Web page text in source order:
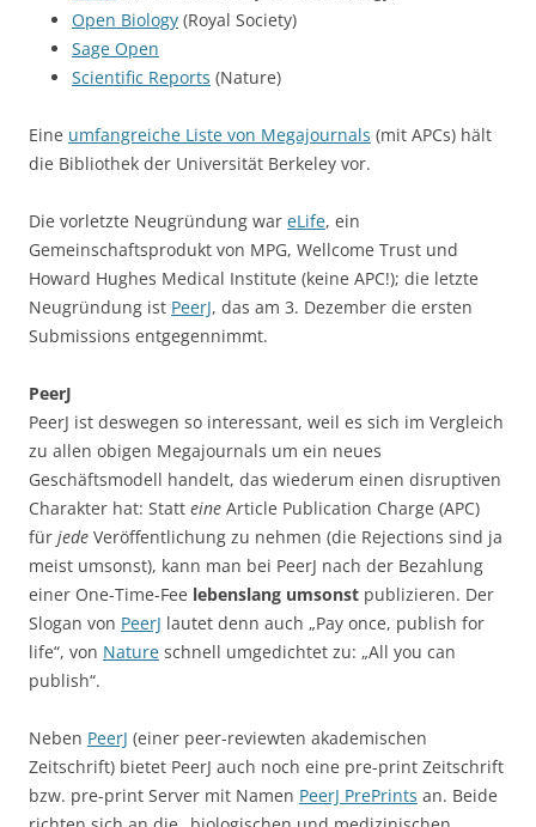
Open Biology (Royal Society)
Sage Open
Scientific Reports (Nature)
Eine umfangreiche Liste von Megajournals (mit APCs) hält
die Bibliothek der Universität Berkeley vor.
Die vorletzte Neugründung war eLife, ein
Gemeinschaftsprodukt von MPG, Wellcome Trust und
Howard Hughes Medical Institute (keine APC!); die letzte
Neugründung ist PeerJ, das am 3. Dezember die ersten
Submissions entgegennimmt.
PeerJ
PeerJ ist deswegen so interessant, weil es sich im Vergleich
zu allen obigen Megajournals um ein neues
Geschäftsmodell handelt, das wiederum einen disruptiven
Charakter hat: Statt eine Article Publication Charge (APC)
für jede Veröffentlichung zu nehmen (die Rejections sind ja
meist umsonst), kann man bei PeerJ nach der Bezahlung
einer One-Time-Fee lebenslang umsonst publizieren. Der
Slogan von PeerJ lautet denn auch „Pay once, publish for
life“, von Nature schnell umgedichtet zu: „All you can
publish“.
Neben PeerJ (einer peer-reviewten akademischen
Zeitschrift) bietet PeerJ auch noch eine pre-print Zeitschrift
bzw. pre-print Server mit Namen PeerJ PrePrints an. Beide